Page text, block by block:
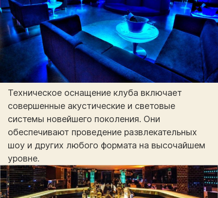
Техническое оснащение клуба включает
совершенные акустические и световые
системы новейшего поколения. Они
обеспечивают проведение развлекательных
шоу и других любого формата на высочайшем
уровне.